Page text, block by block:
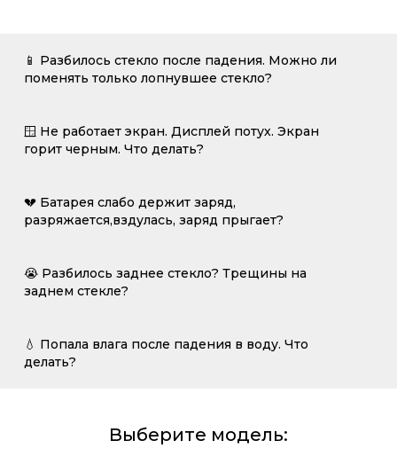
📱 Разбилось стекло после падения. Можно ли
поменять только лопнувшее стекло?
🪟 Не работает экран. Дисплей потух. Экран
горит черным. Что делать?
💔 Батарея слабо держит заряд,
разряжается,вздулась, заряд прыгает?
😭 Разбилось заднее стекло? Трещины на
заднем стекле?
💧 Попала влага после падения в воду. Что
делать?
Выберите модель: